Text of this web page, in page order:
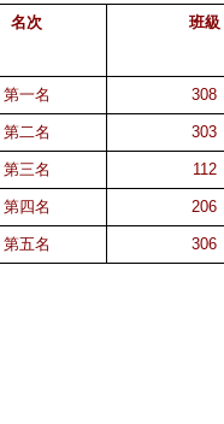
名次 班級
第一名 308
第二名 303
第三名 112
第四名 206
第五名 306